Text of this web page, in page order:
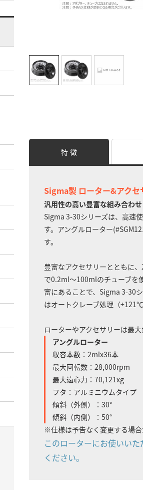
特 徴
Sigma製 ローター&アクセ
汎用性の高い豊富な組み合わせ
Sigma 3-30シリーズは、高速
す。アングルローター
す。
豊富なアクセサリーとともに
で0.2ml～100mlのチューブを
富にあることで、Sigma 3-30
はオートクレーブ処理（
ローターやアクセサリーは最
アングルローター
収容本数：2mlx36本
最大回転数：28,000rpm
最大遠心力：70,121xg
フタ：アルミニウムタイプ
傾斜（外側）：30°
傾斜（内側）：50°
※仕様は予告なく変更する場合
このローターにお使いい
ください。